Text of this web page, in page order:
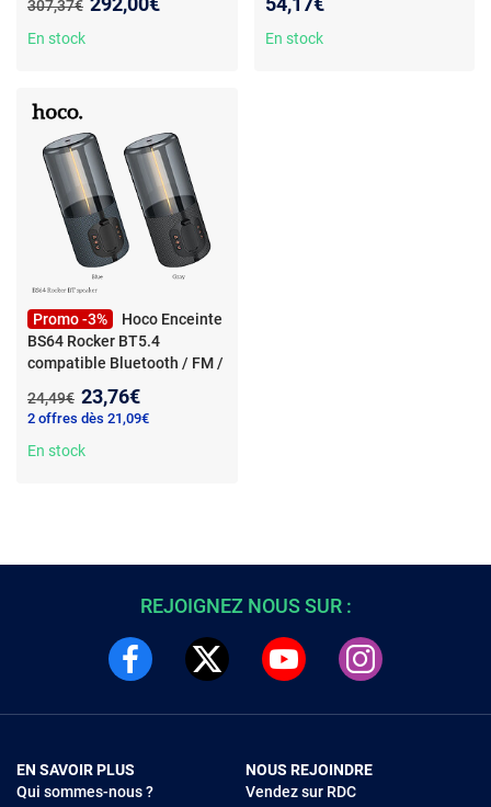
307,37€
En stock En stock
Promo -3%
Hoco Enceinte
BS64 Rocker BT5.4
compatible Bluetooth / FM /
Ancien prix :
24,49€ Nouveau prix :
23,76€
2 offres dès 21,09€
En stock
REJOIGNEZ NOUS SUR :
EN SAVOIR PLUS
Qui sommes-nous ?
NOUS REJOINDRE
Vendez sur RDC